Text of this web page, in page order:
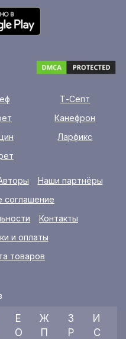
Т-Септ
Канефрон
Ларфикс
Наши партнёры
соглашение
Контакты
и оплаты
товаров
Е Ж З
И
О П Р С